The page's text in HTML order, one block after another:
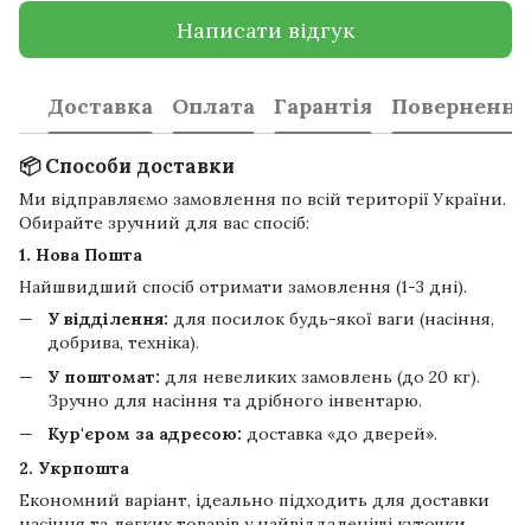
Написати відгук
Доставка Оплата Гарантія Повернення
📦 Способи доставки
Ми відправляємо замовлення по всій території України.
Обирайте зручний для вас спосіб:
1. Нова Пошта
Найшвидший спосіб отримати замовлення (1-3 дні).
У відділення: для посилок будь-якої ваги (насіння,
добрива, техніка).
У поштомат: для невеликих замовлень (до 20 кг).
Зручно для насіння та дрібного інвентарю.
Кур'єром за адресою: доставка «до дверей».
2. Укрпошта
Економний варіант, ідеально підходить для доставки